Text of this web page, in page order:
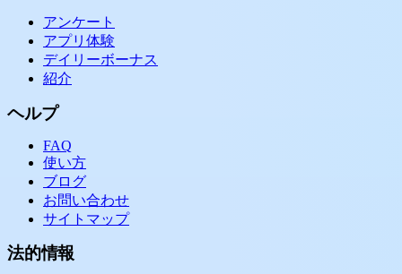
アンケート
アプリ体験
デイリーボーナス
紹介
ヘルプ
FAQ
使い方
ブログ
お問い合わせ
サイトマップ
法的情報